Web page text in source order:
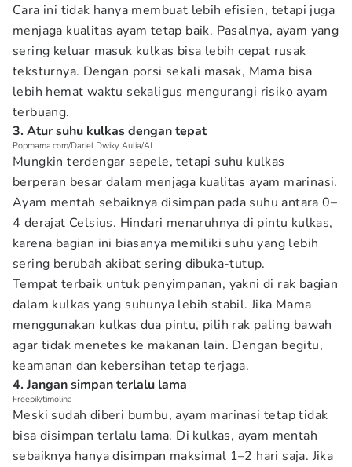
Cara ini tidak hanya membuat lebih efisien, tetapi juga
menjaga kualitas ayam tetap baik. Pasalnya, ayam yang
sering keluar masuk kulkas bisa lebih cepat rusak
teksturnya. Dengan porsi sekali masak, Mama bisa
lebih hemat waktu sekaligus mengurangi risiko ayam
terbuang.
3. Atur suhu kulkas dengan tepat
Popmama.com/Dariel Dwiky Aulia/AI
Mungkin terdengar sepele, tetapi suhu kulkas
berperan besar dalam menjaga kualitas ayam marinasi.
Ayam mentah sebaiknya disimpan pada suhu antara 0–
4 derajat Celsius. Hindari menaruhnya di pintu kulkas,
karena bagian ini biasanya memiliki suhu yang lebih
sering berubah akibat sering dibuka-tutup.
Tempat terbaik untuk penyimpanan, yakni di rak bagian
dalam kulkas yang suhunya lebih stabil. Jika Mama
menggunakan kulkas dua pintu, pilih rak paling bawah
agar tidak menetes ke makanan lain. Dengan begitu,
keamanan dan kebersihan tetap terjaga.
4. Jangan simpan terlalu lama
Freepik/timolina
Meski sudah diberi bumbu, ayam marinasi tetap tidak
bisa disimpan terlalu lama. Di kulkas, ayam mentah
sebaiknya hanya disimpan maksimal 1–2 hari saja. Jika